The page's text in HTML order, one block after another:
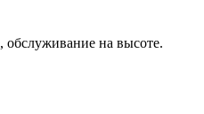
обслуживание на высоте.